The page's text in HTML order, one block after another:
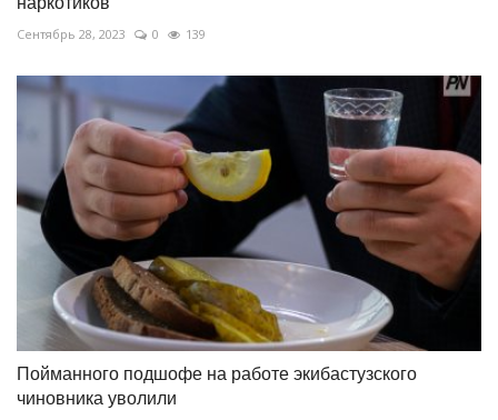
Сентябрь 28, 2023 0 139
Пойманного подшофе на работе экибастузского
чиновника уволили